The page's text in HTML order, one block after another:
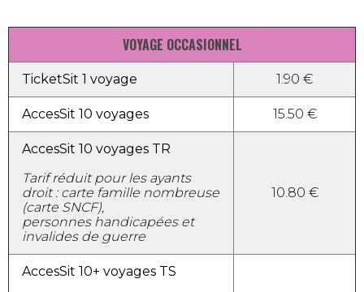
VOYAGE OCCASIONNEL
TicketSit 1 voyage 1.90 €
AccesSit 10 voyages 15.50 €
AccesSit 10 voyages TR
Tarif réduit pour les ayants
droit : carte famille nombreuse
(carte SNCF),
personnes handicapées et
invalides de guerre
10.80 €
AccesSit 10+ voyages TS